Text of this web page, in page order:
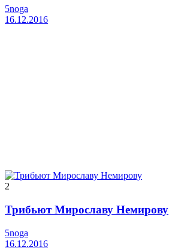
5noga
16.12.2016
2
Трибьют Мирославу Немирову
5noga
16.12.2016